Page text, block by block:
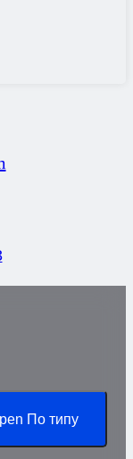
По типу